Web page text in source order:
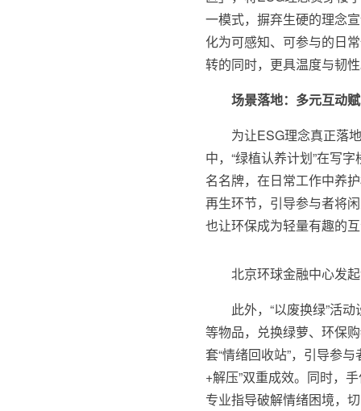
一模式，摒弃生硬的理念
化为可感知、可参与的日
转的同时，更具温度与韧
场景落地：多元互动
为让ESG理念真正落
中，“绿植认养计划”在写
名名牌，在日常工作中养
再生环节，引导参与者将
也让环保成为轻量有趣的
北京环球金融中心发
此外，“以废换绿”活
等物品，兑换绿萝、环保
套“情绪回收站”，引导参
+解压”双重成效。同时，
专业指导破解情绪困境，